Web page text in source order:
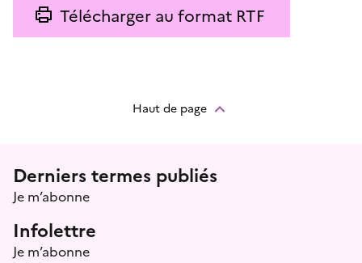
Télécharger au format RTF
Haut de page
Menu prefooter
Derniers termes publiés
Je m’abonne
Infolettre
Je m’abonne